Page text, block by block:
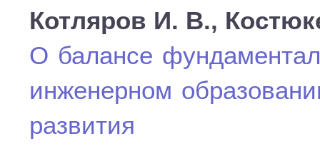
Котляров И. В.,
О балансе
инженерном
развития